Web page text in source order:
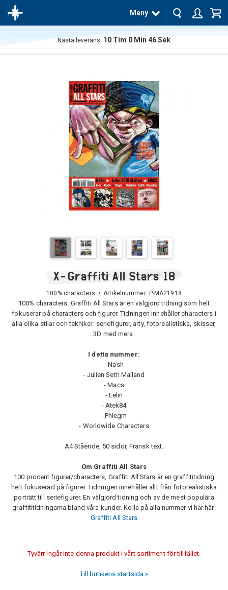
Meny
Nästa leverans: 10 Tim 0 Min 45Sek
X-Graffiti All Stars 18
100% characters • Artikelnummer: P-MA21918
100% characters. Graffiti All Stars är en välgjord tidning som helt
fokuserar på characters och figurer. Tidningen innehåller characters i
alla olika stilar och tekniker: seriefigurer, arty, fotorealistiska, skisser,
3D med mera.
I detta nummer:
- Nash
- Julien Seth Malland
- Macs
- Lelin
- Atek84
- Phlegm
- Worldwide Characters
A4 Stående, 50 sidor, Fransk text.
Om Graffiti All Stars
100 procent figurer/characters, Graffiti All Stars är en graffititidning
helt fokuserad på figurer. Tidningen innehåller allt från fotorealistiska
porträtt till seriefigurer. En välgjord tidning och av de mest populära
graffititidningarna bland våra kunder. Kolla på alla nummer vi har här:
Graffiti All Stars
Tyvärr ingår inte denna produkt i vårt sortiment för tillfället.
Till butikens startsida »